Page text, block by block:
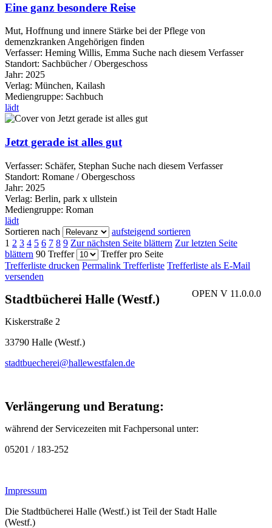
Eine ganz besondere Reise
Mut, Hoffnung und innere Stärke bei der Pflege von
demenzkranken Angehörigen finden
Verfasser: Heming Willis, Emma Suche nach diesem Verfasser
Standort: Sachbücher / Obergeschoss
Jahr: 2025
Verlag: München, Kailash
Mediengruppe: Sachbuch
lädt
Jetzt gerade ist alles gut
Verfasser: Schäfer, Stephan Suche nach diesem Verfasser
Standort: Romane / Obergeschoss
Jahr: 2025
Verlag: Berlin, park x ullstein
Mediengruppe: Roman
lädt
Sortieren nach
aufsteigend sortieren
1 2 3 4 5 6 7 8 9 Zur nächsten Seite blättern Zur letzten Seite
blättern 90 Treffer
Treffer pro Seite
Trefferliste drucken Permalink Trefferliste Trefferliste als E-Mail
versenden
OPEN V 11.0.0.0
Stadtbücherei Halle (Westf.)
Kiskerstraße 2
33790 Halle (Westf.)
stadtbuecherei@hallewestfalen.de
Verlängerung und Beratung:
während der Servicezeiten mit Fachpersonal unter:
05201 / 183-252
Impressum
Die Stadtbücherei Halle (Westf.) ist Teil der Stadt Halle
(Westf.)